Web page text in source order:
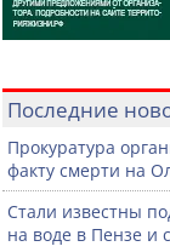
Последние
Прокуратура
факту смерти на
Стали известны
на воде в Пензе и